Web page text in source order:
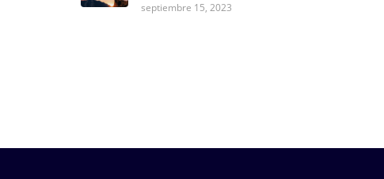
septiembre 15, 2023